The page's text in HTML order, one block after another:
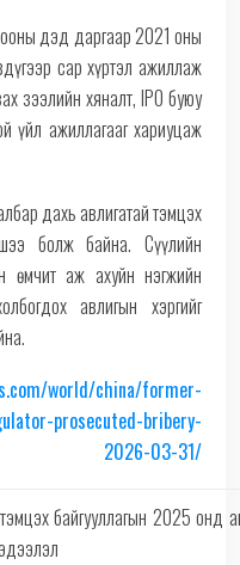
дэд даргаар 2021 оны
сар хүртэл ажиллаж
зээлийн хяналт, IPO буюу
үйл ажиллагааг хариуцаж
дахь авлигатай тэмцэх
болж байна. Сүүлийн
өмчит аж ахуйн нэгжийн
авлигын хэргийг
com/world/china/former-
prosecuted-bribery-
2026-03-31/
байгууллагын 2025 онд